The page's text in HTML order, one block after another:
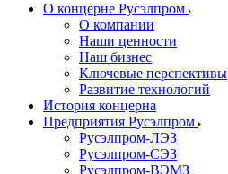
О концерне Русэлпром
О компании
Наши ценности
Наш бизнес
Ключевые перспективы
Развитие технологий
История концерна
Предприятия Русэлпром
Русэлпром-ЛЭЗ
Русэлпром-СЭЗ
Русэлпром-ВЭМЗ